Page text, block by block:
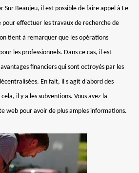
Sur Beaujeu, il est possible de faire appel à Le
pour effectuer les travaux de recherche de
tient à remarquer que les opérations
les professionnels. Dans ce cas, il est
financiers qui sont octroyés par les
En fait, il s'agit d'abord des
il y a les subventions. Vous avez la
web pour avoir de plus amples informations.